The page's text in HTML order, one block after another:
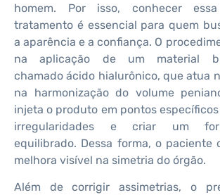
homem. Por isso, conhecer
tratamento é essencial para quem
a aparência e a confiança. O
na aplicação de um material
chamado ácido hialurônico, que atua
na harmonização do volume
injeta o produto em pontos
irregularidades e criar um
equilibrado. Dessa forma, o paciente
melhora visível na simetria do órgão.
Além de corrigir assimetrias, o